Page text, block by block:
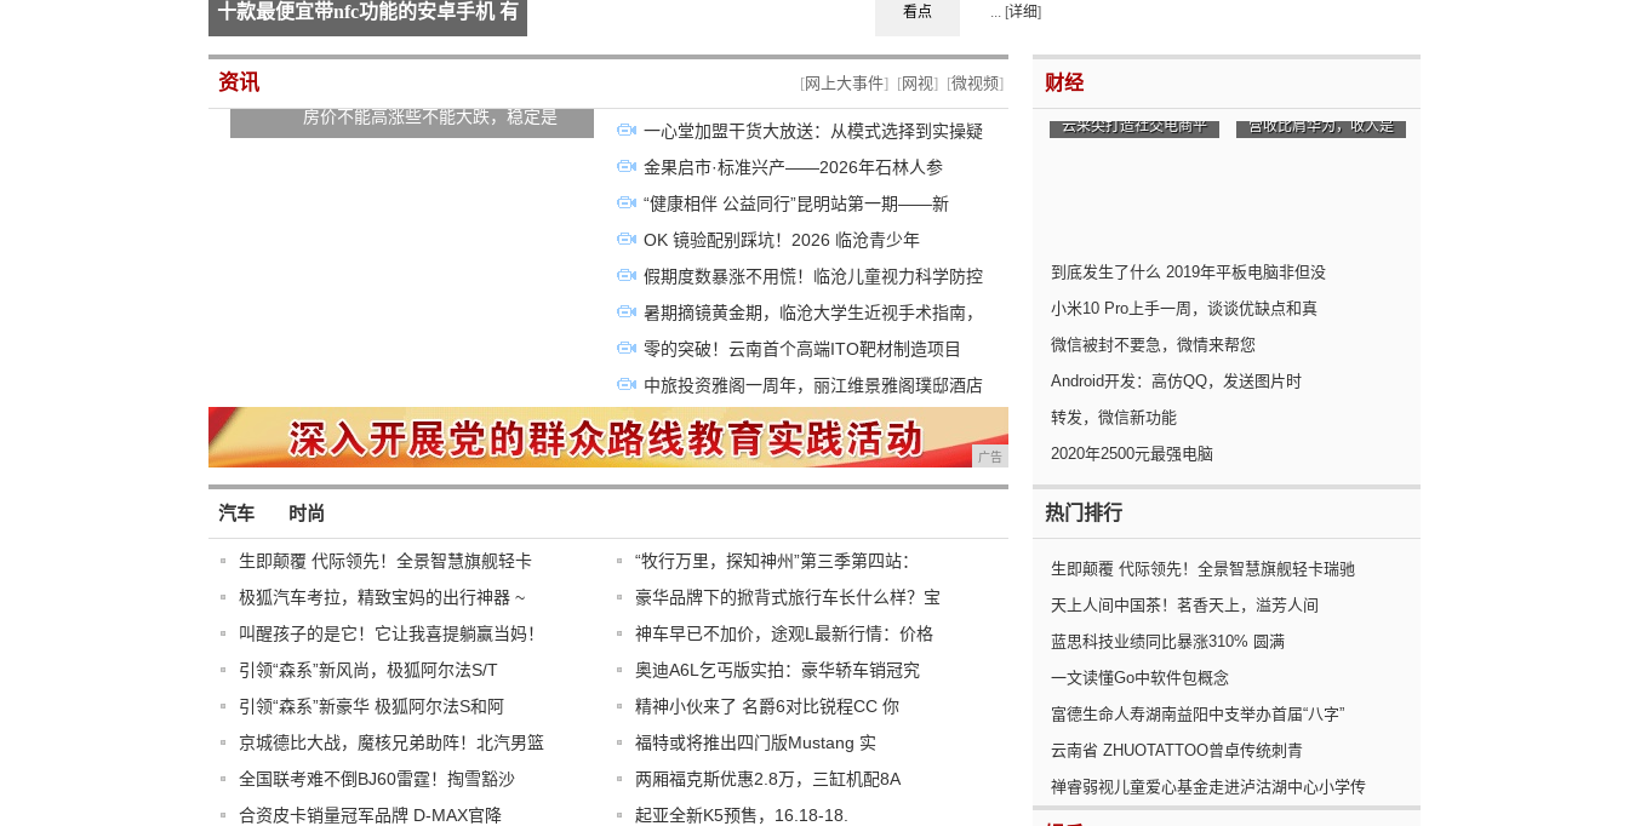
十款最便宜带nfc功能的安卓手机 有
你喜欢的吗
看点 ... [详细]
资讯 [网上大事件] [网视] [微视频]
房价不能高涨些不能大跌，稳定是
一心堂加盟干货大放送：从模式选择到实操疑
金果启市·标准兴产——2026年石林人参
“健康相伴 公益同行”昆明站第一期——新
OK 镜验配别踩坑！2026 临沧青少年
假期度数暴涨不用慌！临沧儿童视力科学防控
暑期摘镜黄金期，临沧大学生近视手术指南，
零的突破！云南首个高端ITO靶材制造项目
中旅投资雅阁一周年，丽江维景雅阁璞邸酒店
广告
汽车 时尚
生即颠覆 代际领先！全景智慧旗舰轻卡
极狐汽车考拉，精致宝妈的出行神器 ~
叫醒孩子的是它！它让我喜提躺赢当妈！
引领“森系”新风尚，极狐阿尔法S/T
引领“森系”新豪华 极狐阿尔法S和阿
京城德比大战，魔核兄弟助阵！北汽男篮
全国联考难不倒BJ60雷霆！掏雪豁沙
合资皮卡销量冠军品牌 D-MAX官降
“牧行万里，探知神州”第三季第四站：
豪华品牌下的掀背式旅行车长什么样？宝
神车早已不加价，途观L最新行情：价格
奥迪A6L乞丐版实拍：豪华轿车销冠究
精神小伙来了 名爵6对比锐程CC 你
福特或将推出四门版Mustang 实
两厢福克斯优惠2.8万，三缸机配8A
起亚全新K5预售，16.18-18.
财经
云采尖打造社交电商平 营收比肩华为，收入是
到底发生了什么 2019年平板电脑非但没
小米10 Pro上手一周，谈谈优缺点和真
微信被封不要急，微情来帮您
Android开发：高仿QQ，发送图片时
转发，微信新功能
2020年2500元最强电脑
热门排行
生即颠覆 代际领先！全景智慧旗舰轻卡瑞驰
天上人间中国茶！茗香天上，溢芳人间
蓝思科技业绩同比暴涨310% 圆满
一文读懂Go中软件包概念
富德生命人寿湖南益阳中支举办首届“八字”
云南省 ZHUOTATTOO曾卓传统刺青
禅睿弱视儿童爱心基金走进泸沽湖中心小学传